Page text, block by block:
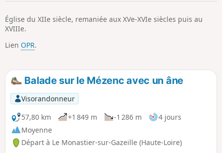
Église du XIIe siècle, remaniée aux XVe-XVIe siècles puis au
XVIIIe.
Lien OPR.
Balade sur le Mézenc avec un âne
Visorandonneur
57,80 km
+1 849 m -1 286 m
4 jours
Moyenne
Départ à Le Monastier-sur-Gazeille (Haute-Loire)